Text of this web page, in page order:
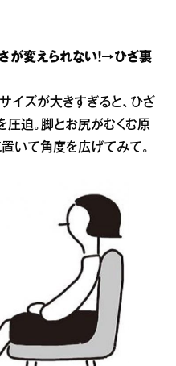
が変えられない！→ひざ裏
イズが大きすぎると、ひざ
圧迫。脚とお尻がむくむ原
置いて角度を広げてみて。